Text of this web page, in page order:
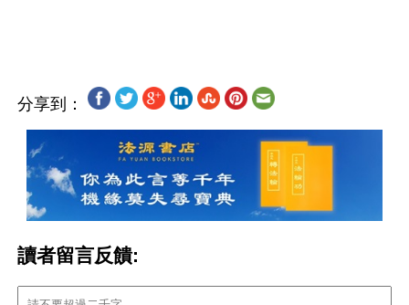
分享到：
讀者留言反饋: